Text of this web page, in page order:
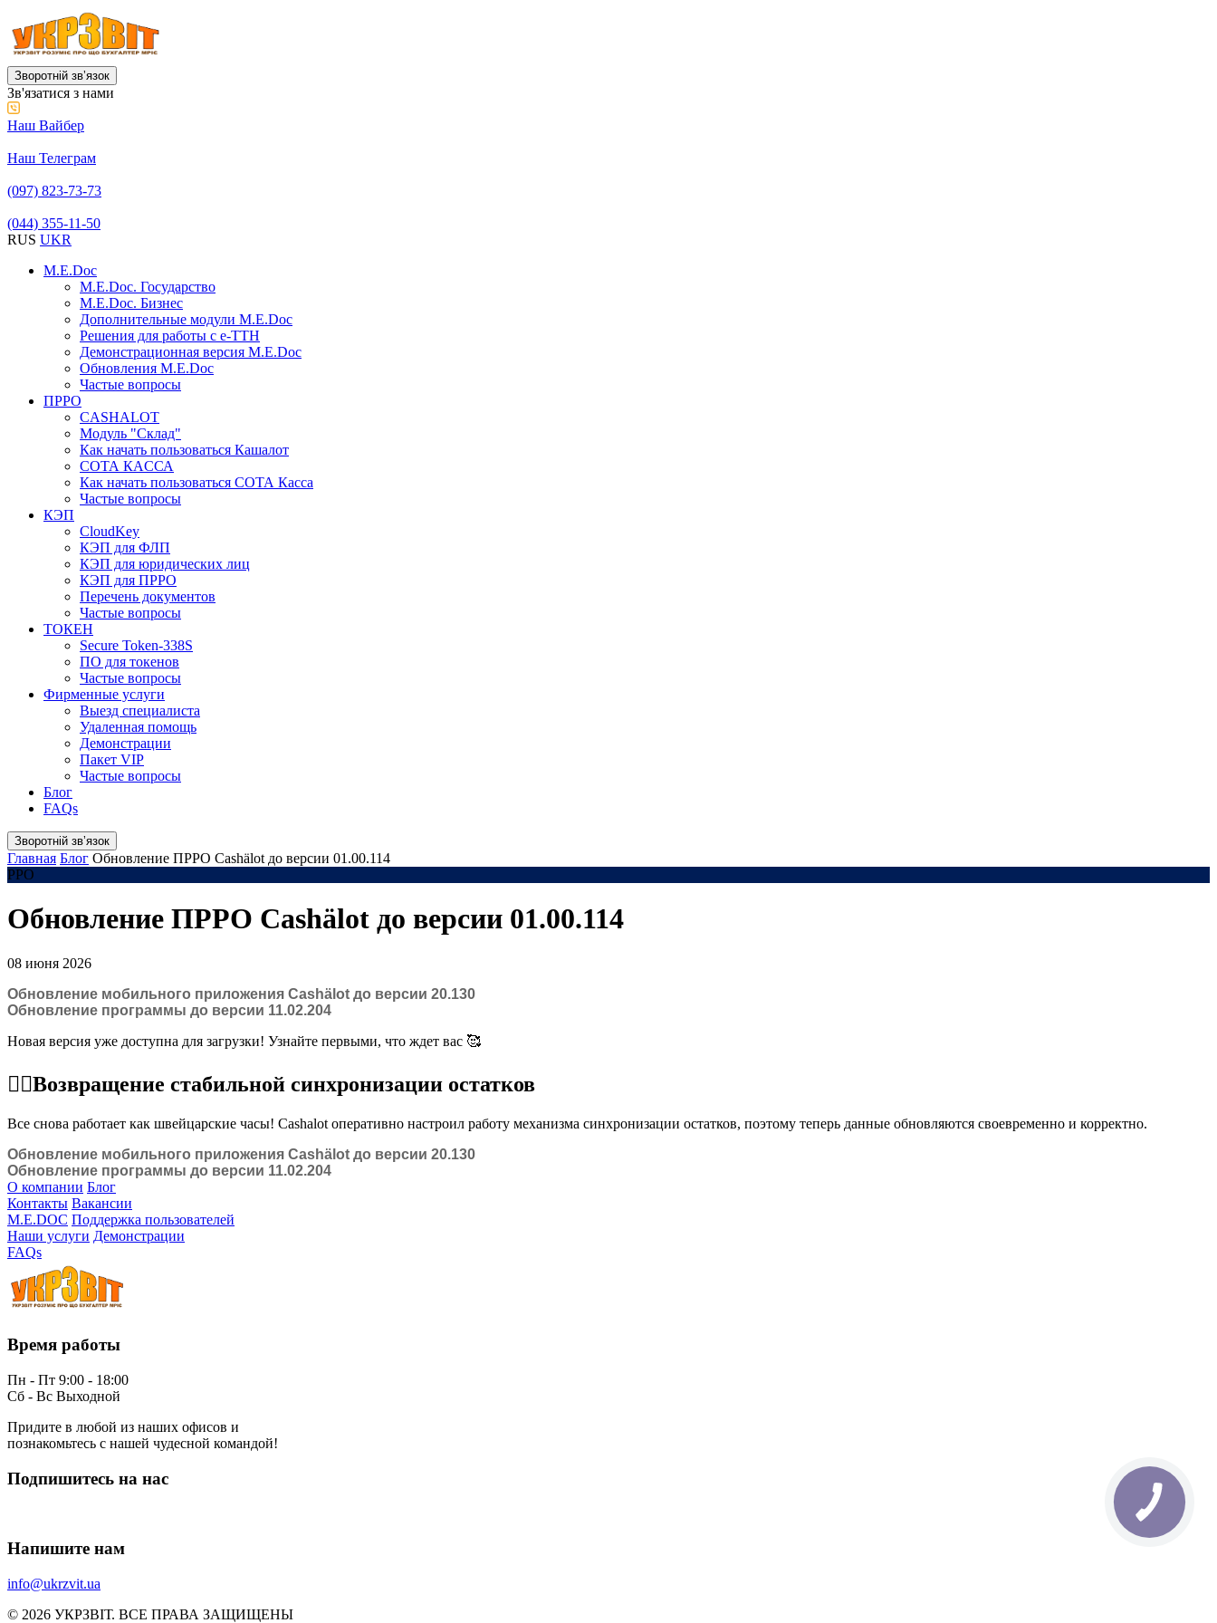
Зворотній звʼязок
Зв'язатися з нами
Наш Вайбер
Наш Телеграм
(097) 823-73-73
(044) 355-11-50
RUS UKR
M.E.Doc
M.E.Doc. Государство
M.E.Doc. Бизнес
Дополнительные модули M.E.Doc
Решения для работы с е-ТТН
Демонстрационная версия M.E.Doc
Обновления M.E.Doc
Частые вопросы
ПРРО
CASHALOT
Модуль "Склад"
Как начать пользоваться Кашалот
СОТА КАCСА
Как начать пользоваться СОТА Касса
Частые вопросы
КЭП
CloudKey
КЭП для ФЛП
КЭП для юридических лиц
КЭП для ПРРО
Перечень документов
Частые вопросы
ТОКЕН
Secure Token-338S
ПО для токенов
Частые вопросы
Фирменные услуги
Выезд специалиста
Удаленная помощь
Демонстрации
Пакет VIP
Частые вопросы
Блог
FAQs
Зворотній звʼязок
Главная Блог Обновление ПРРО Cashӓlot до версии 01.00.114
РРО
Обновление ПРРО Cashӓlot до версии 01.00.114
08 июня 2026
Обновление мобильного приложения Cashӓlot до версии 20.130
Обновление программы до версии 11.02.204
Новая версия уже доступна для загрузки! Узнайте первыми, что ждет вас 🥰
☝🏻Возвращение стабильной синхронизации остатков
Все снова работает как швейцарские часы! Cashalot оперативно настроил работу механизма синхронизации остатков, поэтому теперь данные обновляются своевременно и корректно.
Обновление мобильного приложения Cashӓlot до версии 20.130
Обновление программы до версии 11.02.204
О компании Блог
Контакты Вакансии
M.E.DOC Поддержка пользователей
Наши услуги Демонстрации
FAQs
Время работы
Пн - Пт 9:00 - 18:00
Сб - Вс Выходной
Придите в любой из наших офисов и
познакомьтесь с нашей чудесной командой!
Подпишитесь на нас
Напишите нам
info@ukrzvit.ua
© 2026 УКРЗВІТ. ВСЕ ПРАВА ЗАЩИЩЕНЫ